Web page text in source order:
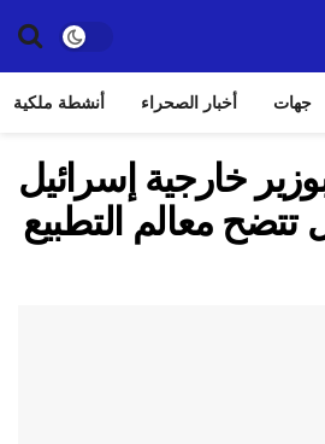
جهات أخبار الصحراء أنشطة ملكية
خارجية إسرائيل
تتضح معالم التطبيع